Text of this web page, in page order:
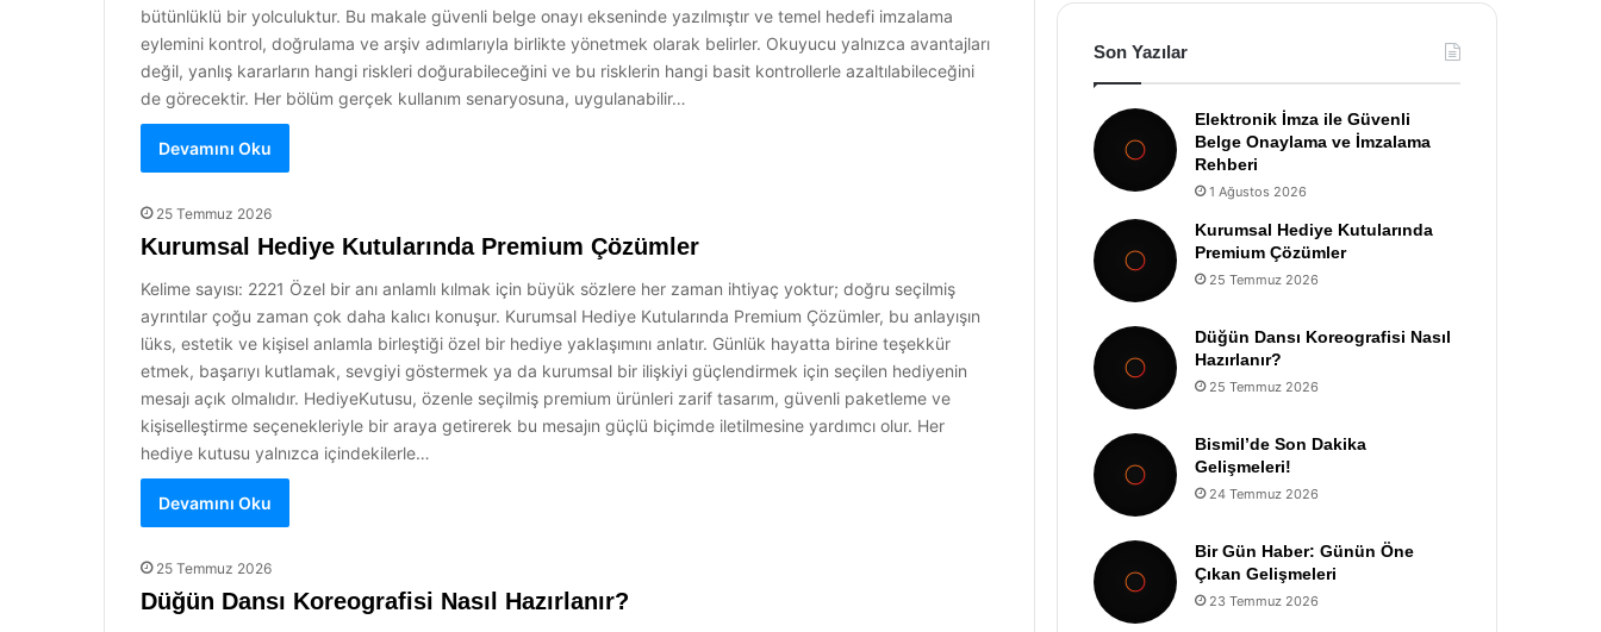
bütünlüklü bir yolculuktur. Bu makale güvenli belge onayı ekseninde yazılmıştır ve temel hedefi imzalama
eylemini kontrol, doğrulama ve arşiv adımlarıyla birlikte yönetmek olarak belirler. Okuyucu yalnızca avantajları
değil, yanlış kararların hangi riskleri doğurabileceğini ve bu risklerin hangi basit kontrollerle azaltılabileceğini
de görecektir. Her bölüm gerçek kullanım senaryosuna, uygulanabilir…
Devamını Oku
25 Temmuz 2026
Kurumsal Hediye Kutularında Premium Çözümler
Kelime sayısı: 2221 Özel bir anı anlamlı kılmak için büyük sözlere her zaman ihtiyaç yoktur; doğru seçilmiş
ayrıntılar çoğu zaman çok daha kalıcı konuşur. Kurumsal Hediye Kutularında Premium Çözümler, bu anlayışın
lüks, estetik ve kişisel anlamla birleştiği özel bir hediye yaklaşımını anlatır. Günlük hayatta birine teşekkür
etmek, başarıyı kutlamak, sevgiyi göstermek ya da kurumsal bir ilişkiyi güçlendirmek için seçilen hediyenin
mesajı açık olmalıdır. HediyeKutusu, özenle seçilmiş premium ürünleri zarif tasarım, güvenli paketleme ve
kişiselleştirme seçenekleriyle bir araya getirerek bu mesajın güçlü biçimde iletilmesine yardımcı olur. Her
hediye kutusu yalnızca içindekilerle…
Devamını Oku
25 Temmuz 2026
Düğün Dansı Koreografisi Nasıl Hazırlanır?
Son Yazılar
Elektronik İmza ile Güvenli
Belge Onaylama ve İmzalama
Rehberi
1 Ağustos 2026
Kurumsal Hediye Kutularında
Premium Çözümler
25 Temmuz 2026
Düğün Dansı Koreografisi Nasıl
Hazırlanır?
25 Temmuz 2026
Bismil’de Son Dakika
Gelişmeleri!
24 Temmuz 2026
Bir Gün Haber: Günün Öne
Çıkan Gelişmeleri
23 Temmuz 2026